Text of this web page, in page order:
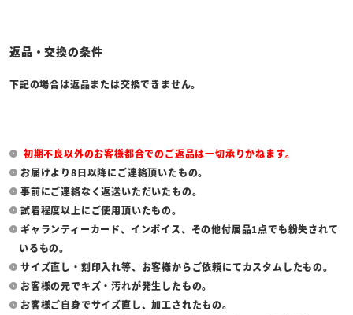
返品・交換の条件
下記の場合は返品または交換できません。
初期不良以外のお客様都合でのご返品は一切承りかねます。
お届けより8日以降にご連絡頂いたもの。
事前にご連絡なく返送いただいたもの。
試着程度以上にご使用頂いたもの。
ギャランティーカード、インボイス、その他付属品1点でも紛失されて
いるもの。
サイズ直し・刻印入れ等、お客様からご依頼にてカスタムしたもの。
お客様の元でキズ・汚れが発生したもの。
お客様ご自身でサイズ直し、加工されたもの。